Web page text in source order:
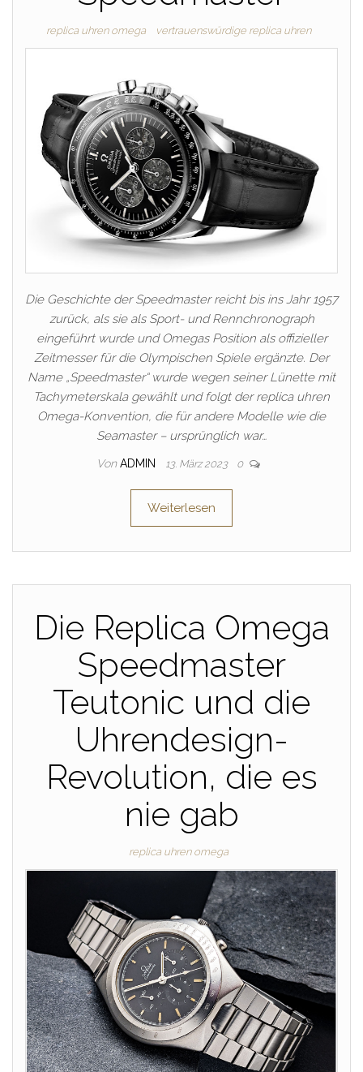
replica uhren omega vertrauenswürdige replica uhren
Die Geschichte der Speedmaster reicht bis ins Jahr 1957
zurück, als sie als Sport- und Rennchronograph
eingeführt wurde und Omegas Position als offizieller
Zeitmesser für die Olympischen Spiele ergänzte. Der
Name „Speedmaster“ wurde wegen seiner Lünette mit
Tachymeterskala gewählt und folgt der replica uhren
Omega-Konvention, die für andere Modelle wie die
Seamaster – ursprünglich war…
Von ADMIN 13. März 2023 0
Weiterlesen
Die Replica Omega
Speedmaster
Teutonic und die
Uhrendesign-
Revolution, die es
nie gab
replica uhren omega